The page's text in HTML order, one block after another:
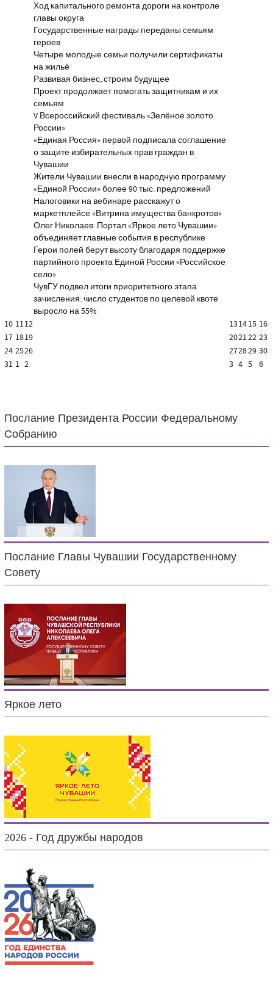
Ход капитального ремонта дороги на контроле
главы округа
Государственные награды переданы семьям
героев
Четыре молодые семьи получили сертификаты
на жильё
Развивая бизнес, строим будущее
Проект продолжает помогать защитникам и их
семьям
V Всероссийский фестиваль «Зелёное золото
России»
«Единая Россия» первой подписала соглашение
о защите избирательных прав граждан в
Чувашии
Жители Чувашии внесли в народную программу
«Единой России» более 90 тыс. предложений
Налоговики на вебинаре расскажут о
маркетплейсе «Витрина имущества банкротов»
Олег Николаев: Портал «Яркое лето Чувашии»
объединяет главные события в республике
Герои полей берут высоту благодаря поддержке
партийного проекта Единой России «Российское
село»
ЧувГУ подвел итоги приоритетного этапа
зачисления: число студентов по целевой квоте
выросло на 55%
10 1112 131415 16
17 1819 202122 23
24 2526 272829 30
31 1 2 3 4 5 6
Послание Президента России Федеральному
Собранию
Послание Главы Чувашии Государственному
Совету
Яркое лето
2026 - Год дружбы народов